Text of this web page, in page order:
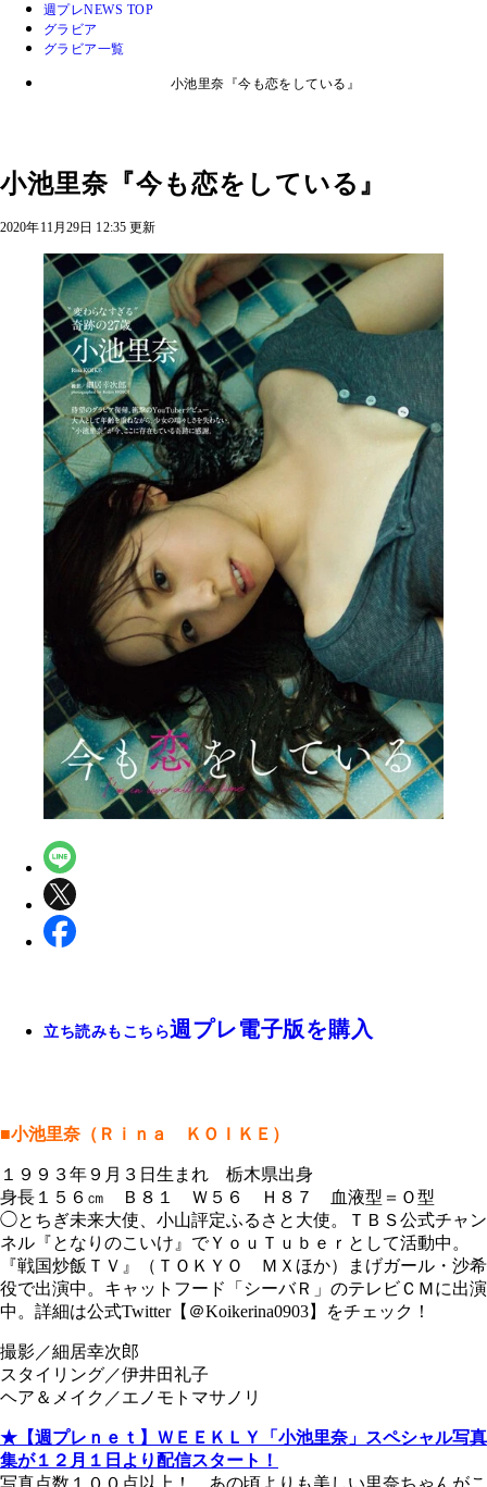
週プレNEWS TOP
グラビア
グラビア一覧
小池里奈『今も恋をしている』
小池里奈『今も恋をしている』
2020年11月29日 12:35 更新
立ち読みもこちら週プレ電子版を購入
■小池里奈（Ｒｉｎａ ＫＯＩＫＥ）
１９９３年９月３日生まれ 栃木県出身
身長１５６㎝ Ｂ８１ Ｗ５６ Ｈ８７ 血液型＝Ｏ型
◯とちぎ未来大使、小山評定ふるさと大使。ＴＢＳ公式チャン
ネル『となりのこいけ』でＹｏｕＴｕｂｅｒとして活動中。
『戦国炒飯ＴＶ』（ＴＯＫＹＯ ＭＸほか）まげガール・沙希
役で出演中。キャットフード「シーバＲ」のテレビＣＭに出演
中。詳細は公式Twitter【＠Koikerina0903】をチェック！
撮影／細居幸次郎
スタイリング／伊井田礼子
ヘア＆メイク／エノモトマサノリ
★【週プレｎｅｔ 】 ＷＥＥＫＬＹ「小池里奈」スペシャル写真
集が１２月１日より配信スタート！
写真点数１００点以上！ あの頃よりも美しい里奈ちゃんがこ